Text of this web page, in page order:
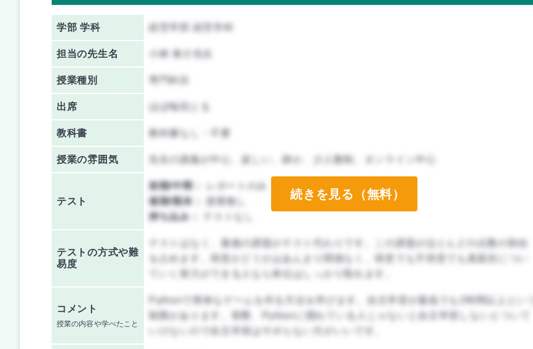
学部 学科 経営学部 経営学科
担当の先生名 小林 泰介先生
授業種別 専門科目
出席 ほぼ毎回とる
教科書 教科書なし・不要
授業の雰囲気 先生の講義が中心、楽しい、静か、少人数制、オンライン中心
テスト
前期/中間：
レポートのみ
後期/期末：
授業無し
持ち込み：
テストの方式や難
易度
テストはなく、最後の課題がテスト代わりです。この課題がほとんどの点数の割合
を占めます。得意かどうかはあんまり関係なく、得意でも不得意でも真面目につい
ていく努力ができる人なら単位はしっかり取れます。
コメント
授業の内容や学べたこと
Pythonで簡単なゲームを作る方法を学びます。自主学習が最低でも2時間以上という
制限があります。実際、Pythonに慣れている人じゃないと自主学習しないとついて
いけないので自主学習はサボらない方がいいです。
続きを見る（無料）